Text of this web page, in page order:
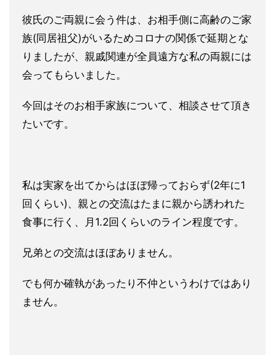
彼氏のご両親に会う件は、お相手側に高齢のご家
族(同居祖父)がいるためコロナの関係で延期とな
りましたが、親戚関連が全員遠方な私の両親には
会っても らいました。
今回はそのお相手家族について、相談させて頂き
たいです。
私は実家を出てからはほぼ帰っておらず(2年に1
回くらい)、親 との交流はたまに親から誘われた
食事に行く、月1.2回くらいのライン程度です。
兄弟との交流はほぼありません。
でも何か確執があったり不仲というわけではあり
ません。